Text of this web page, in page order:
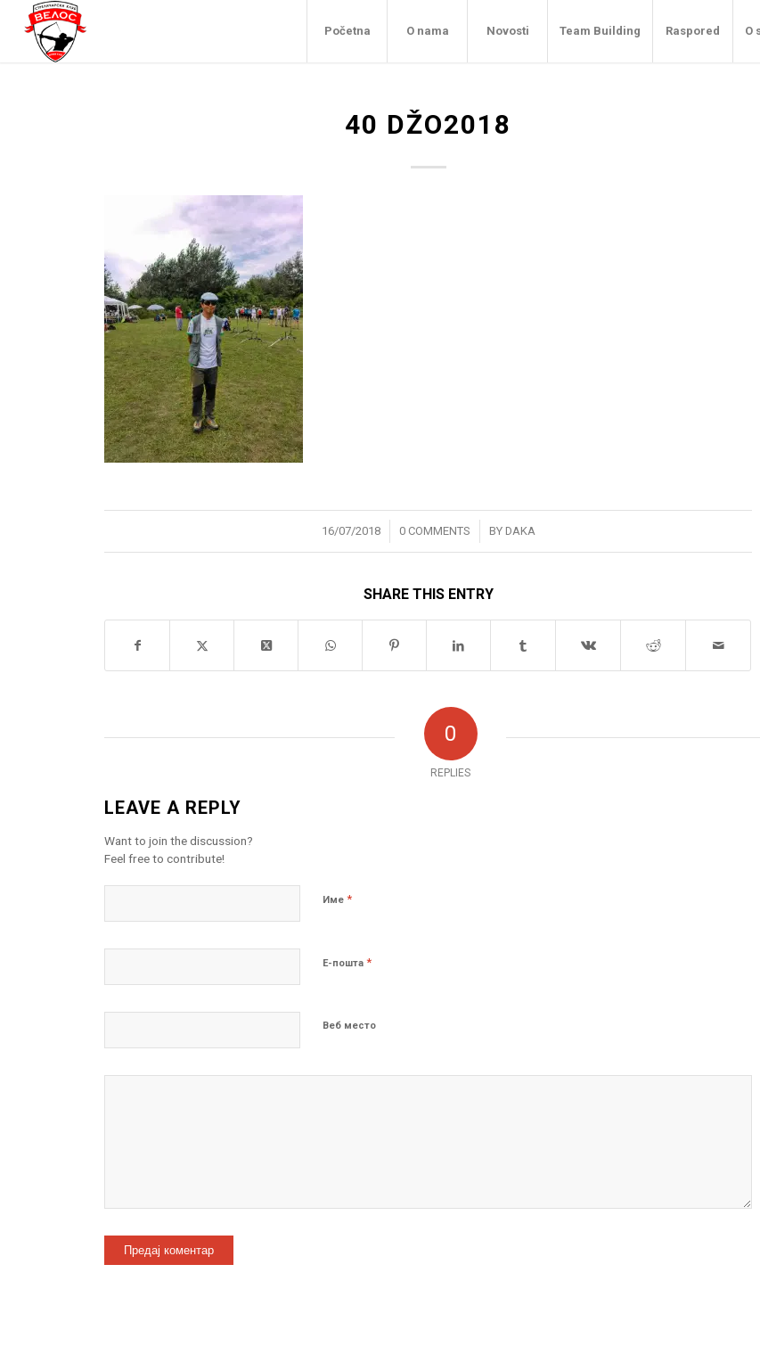
Početna O nama Novosti Team Building Raspored O
40 DŽO2018
16/07/2018
/ 0 COMMENTS
/ BY DAKA
SHARE THIS ENTRY
0
REPLIES
LEAVE A REPLY
Want to join the discussion?
Feel free to contribute!
Име*
Е-пошта*
Веб место